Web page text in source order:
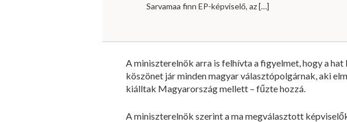
Sarvamaa finn EP-képviselő, az[…]
A miniszterelnök arra is felhívta a figyelmet, hogy a
köszönet jár minden magyar választópolgárnak, aki
kiálltak Magyarország mellett – fűzte hozzá.
A miniszterelnök szerint a ma megválasztott